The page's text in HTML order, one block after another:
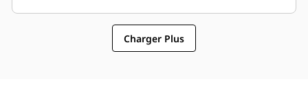
Charger Plus